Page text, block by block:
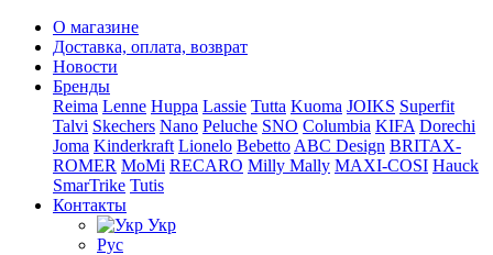
О магазине
Доставка, оплата, возврат
Новости
Бренды
Reima Lenne Huppa Lassie Tutta Kuoma JOIKS Superfit
Talvi Skechers Nano Peluche SNO Columbia KIFA Dorechi
Joma Kinderkraft Lionelo Bebetto ABC Design BRITAX-
ROMER MoMi RECARO Milly Mally MAXI-COSI Hauck
SmarTrike Tutis
Контакты
Укр
Рус